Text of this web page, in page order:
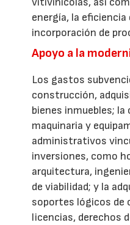
energía, la
incorporación de
Apoyo a la
Los gastos
construcción,
bienes inmuebles; la
maquinaria y
administrativos
inversiones, como
arquitectura,
de viabilidad; y la
soportes lógicos de
licencias, derechos